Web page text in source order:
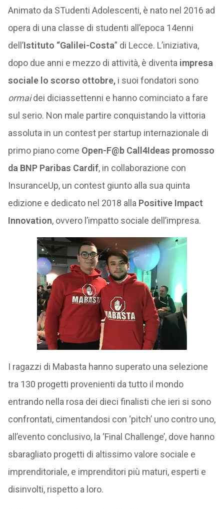
Animato da STudenti Adolescenti, è nato nel 2016 ad
opera di una classe di studenti all’epoca 14enni
dell’Istituto “Galilei-Costa” di Lecce. L’iniziativa,
dopo due anni e mezzo di attività, è diventa impresa
sociale lo scorso ottobre, i suoi fondatori sono
ormaidei diciassettenni e hanno cominciato a fare
sul serio. Non male partire conquistando la vittoria
assoluta in un contest per startup internazionale di
primo piano come Open-F@b Call4Ideas promosso
da BNP Paribas Cardif, in collaborazione con
InsuranceUp, un contest giunto alla sua quinta
edizione e dedicato nel 2018 alla Positive Impact
Innovation, ovvero l’impatto sociale dell’impresa.
I ragazzi di Mabasta hanno superato una selezione
tra 130 progetti provenienti da tutto il mondo
entrando nella rosa dei dieci finalisti che ieri si sono
confrontati, cimentandosi con ‘pitch’ uno contro uno,
all’evento conclusivo, la ‘Final Challenge’, dove hanno
sbaragliato progetti di altissimo valore sociale e
imprenditoriale, e imprenditori più maturi, esperti e
disinvolti, rispetto a loro.